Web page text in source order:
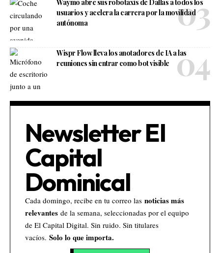
Waymo abre sus robotaxis de Dallas a todos los
usuarios y acelera la carrera por la movilidad
autónoma
Wispr Flow lleva los anotadores de IA a las
reuniones sin entrar como bot visible
Newsletter El
Capital
Dominical
Cada domingo, recibe en tu correo las noticias más
relevantes de la semana, seleccionadas por el equipo
de El Capital Digital. Sin ruido. Sin titulares
vacíos. Solo lo que importa.